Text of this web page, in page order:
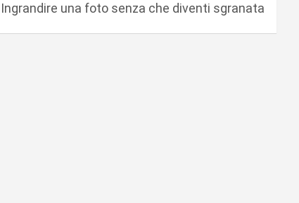
Ingrandire una foto senza che diventi sgranata